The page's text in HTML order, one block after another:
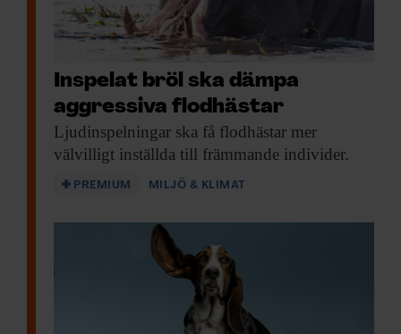
Inspelat bröl ska dämpa
aggressiva flodhästar
Ljudinspelningar ska få flodhästar mer
välvilligt inställda till främmande individer.
PREMIUM MILJÖ & KLIMAT